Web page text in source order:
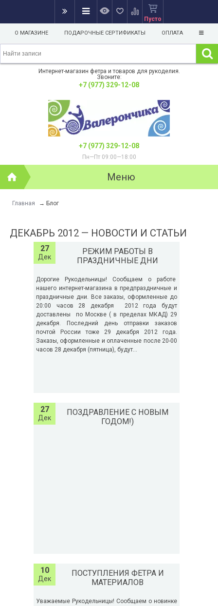
Пусто
О МАГАЗИНЕ ПОДАРОЧНЫЕ СЕРТИФИКАТЫ ОПЛАТА
Интернет-магазин фетра и товаров для рукоделия.
Звоните:
+7 (977) 329-12-08
+7 (977) 329-12-08
Пн—Пт 09:00—18:00
Меню
Главная → Блог
ДЕКАБРЬ 2012 — НОВОСТИ И СТАТЬИ
27
Дек
РЕЖИМ РАБОТЫ В
ПРАЗДНИЧНЫЕ ДНИ
Дорогие Рукодельницы! Сообщаем о работе
нашего интернет-магазина в предпраздничные и
праздничные дни. Все заказы, оформленные до
20:00 часов 28 декабря 2012 года будут
доставлены по Москве ( в пределах МКАД) 29
декабря. Последний день отправки заказов
почтой России тоже 29 декабря 2012 года.
Заказы, оформленные и оплаченные после 20-00
часов 28 декабря (пятница), будут...
27
Дек
ПОЗДРАВЛЕНИЕ С НОВЫМ
ГОДОМ!)
10
Дек
ПОСТУПЛЕНИЯ ФЕТРА И
МАТЕРИАЛОВ
Уважаемые Рукодельницы! Сообщаем о новинке